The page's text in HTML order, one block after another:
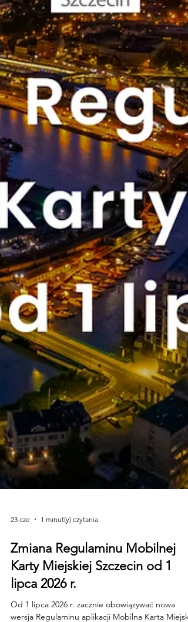
23 cze 1 minut(y) czytania
Zmiana Regulaminu Mobilnej
Karty Miejskiej Szczecin od 1